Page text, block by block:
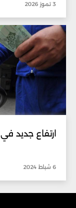
3 تموز 2026
ارتفاع جديد
6 شباط 2024